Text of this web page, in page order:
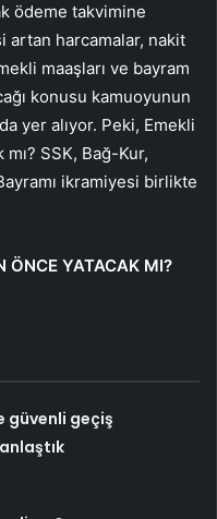
ödeme takvimine
artan harcamalar, nakit
maaşları ve bayram
konusu kamuoyunun
yer alıyor. Peki, Emekli
SSK, Bağ-Kur,
ikramiyesi birlikte
ÖNCE YATACAK MI?
güvenli geçiş